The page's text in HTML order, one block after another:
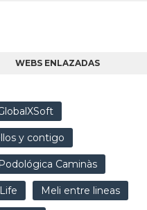
WEBS ENLAZADAS
y contigo
Caminàs
Meli entre lineas